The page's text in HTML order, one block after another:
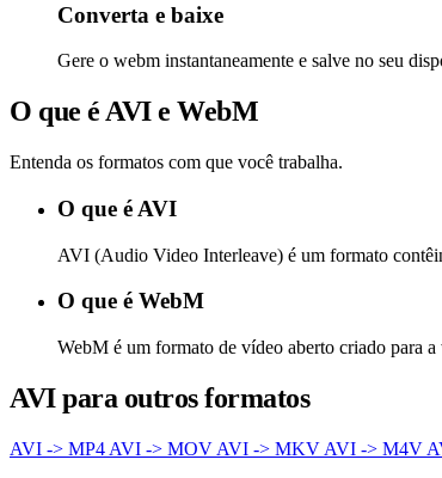
Converta e baixe
Gere o webm instantaneamente e salve no seu
O que é AVI e WebM
Entenda os formatos com que você trabalha.
O que é AVI
AVI (Audio Video Interleave) é um formato
O que é WebM
WebM é um formato de vídeo aberto criado para
AVI para outros formatos
AVI -> MP4 AVI -> MOV AVI -> MKV AVI -> M4V